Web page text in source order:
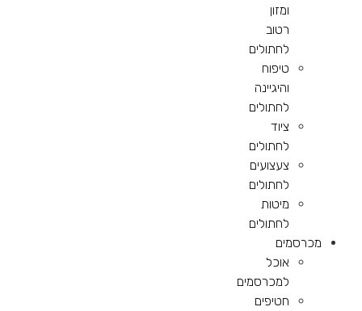
ומזון
רטוב
לחתולים
טיפוח
והיגיינה
לחתולים
ציוד
לחתולים
צעצועים
לחתולים
מיטות
לחתולים
מכרסמים
אוכל
למכרסמים
חטיפים